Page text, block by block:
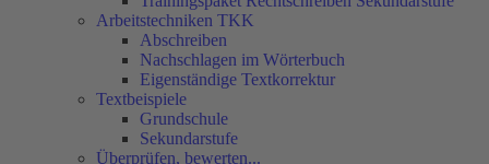
Arbeitstechniken TKK
Abschreiben
Nachschlagen im Wörterbuch
Eigenständige Textkorrektur
Textbeispiele
Grundschule
Sekundarstufe
Überprüfen, bewerten...